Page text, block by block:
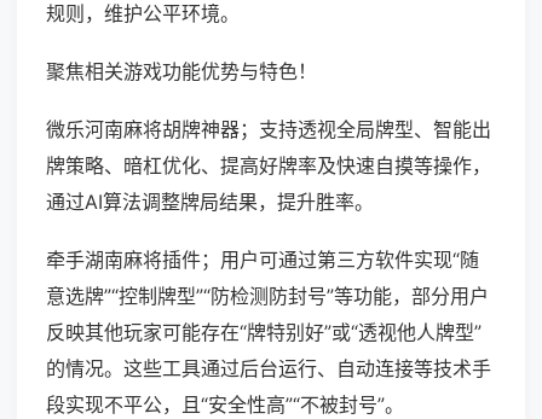
规则，维护公平环境。
聚焦相关游戏功能优势与特色！
微乐河南麻将胡牌神器；支持透视全局牌型、智能出
牌策略、暗杠优化、提高好牌率及快速自摸等操作，
通过AI算法调整牌局结果，提升胜率。
牵手湖南麻将插件；用户可通过第三方软件实现“随
意选牌”“控制牌型”“防检测防封号”等功能，部分用户
反映其他玩家可能存在“牌特别好”或“透视他人牌型”
的情况。这些工具通过后台运行、自动连接等技术手
段实现不平公，且“安全性高”“不被封号”。